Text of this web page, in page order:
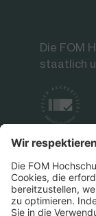
Die FOM
staatlich